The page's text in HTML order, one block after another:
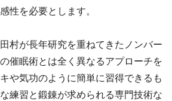
性を必要とします。
村が長年研究を重ねてきたノンバー
催眠術とは全く異なるアプローチを
や気功のように簡単に習得できるも
練習と鍛錬が求められる専門技術な